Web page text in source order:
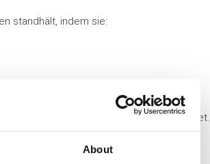
About
standhält, indem sie:
Stabilität immer projektbezogen bewertet.